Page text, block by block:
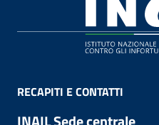
RECAPITI E CONTATTI